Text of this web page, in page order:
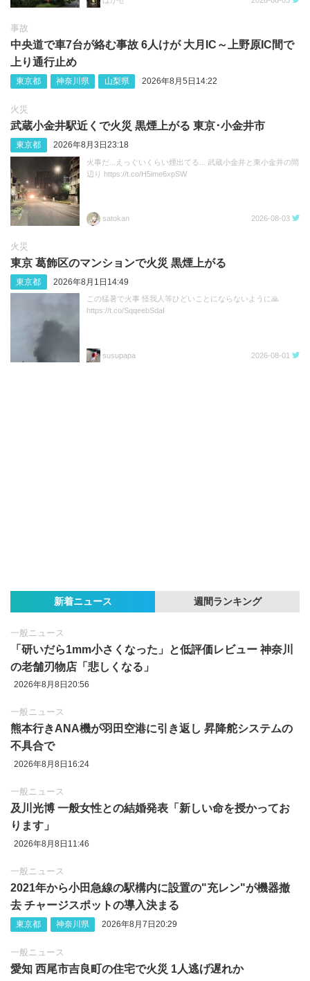
事故
中央道で車7台が絡む事故 6人けが 大月IC～上野原IC間で
上り通行止め
東京都 神奈川県 山梨県 2026年8月5日14:22
火災
武蔵小金井駅近くで火災 黒煙上がる 東京･小金井市
東京都 2026年8月3日23:18
火事だ...えっぐいくらい煙出てる... 武蔵小金井と東小金井の間
辺り https://t.co/H5ime6xpSW
satokan 2026-08-03
火災
東京 葛飾区のマンションで火災 黒煙上がる
東京都 2026年8月1日14:49
この猛暑で火事 怪我人等ひどいことにならないように🙏
https://t.co/SqqeebSdaI
susupapa 2026-08-01
新着ニュース 週間ランキング
一般ニュース
「研いだら1mm小さくなった」と低評価レビュー 神奈川
の老舗刃物店「悲しくなる」
2026年8月8日20:56
一般ニュース
熊本行きANA機が羽田空港に引き返し 昇降舵システムの
不具合で
2026年8月8日16:24
一般ニュース
及川光博 一般女性との結婚発表「新しい命を授かってお
ります」
2026年8月8日11:46
一般ニュース
2021年から小田急線の駅構内に設置の"充レン"が機器撤
去 チャージスポットの導入決まる
東京都 神奈川県 2026年8月7日20:29
一般ニュース
愛知 西尾市吉良町の住宅で火災 1人逃げ遅れか